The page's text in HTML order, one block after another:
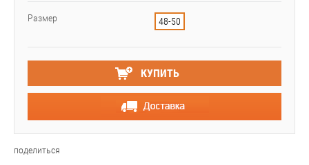
Размер 48-50
КУПИТЬ
поделиться